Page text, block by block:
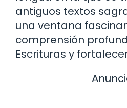
antiguos textos
una ventana
comprensión
Escrituras y